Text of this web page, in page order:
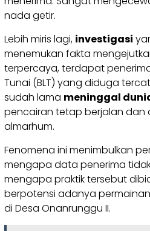
nada getir.
Lebih miris lagi, investigasi
menemukan fakta
terpercaya, terdapat
Tunai (BLT) yang diduga
sudah lama meninggal
pencairan tetap berjalan dan
almarhum.
Fenomena ini menimbulkan
mengapa data penerima
mengapa praktik tersebut
berpotensi adanya
di Desa Onanrunggu II.